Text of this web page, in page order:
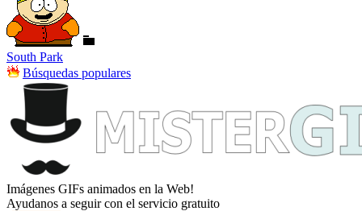
South Park
Búsquedas populares
Imágenes GIFs animados en la Web!
Ayudanos a seguir con el servicio gratuito